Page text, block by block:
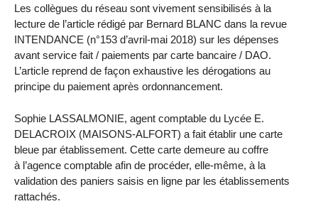
Les collègues du réseau sont vivement sensibilisés à la
lecture de l’article rédigé par Bernard BLANC dans la revue
INTENDANCE (n°153 d’avril-mai 2018) sur les dépenses
avant service fait / paiements par carte bancaire / DAO.
L’article reprend de façon exhaustive les dérogations au
principe du paiement après ordonnancement.
Sophie LASSALMONIE, agent comptable du Lycée E.
DELACROIX (MAISONS-ALFORT) a fait établir une carte
bleue par établissement. Cette carte demeure au coffre
à l’agence comptable afin de procéder, elle-même, à la
validation des paniers saisis en ligne par les établissements
rattachés.